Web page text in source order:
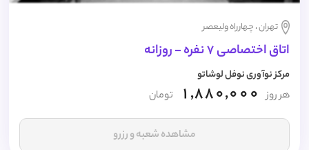
تهران ، چهارراه ولیعصر
اتاق اختصاصی 7 نفره - روزانه
مرکز نوآوری نوفل لوشاتو
هر روز 1,880,000 تومان
مشاهده شعبه و رزرو